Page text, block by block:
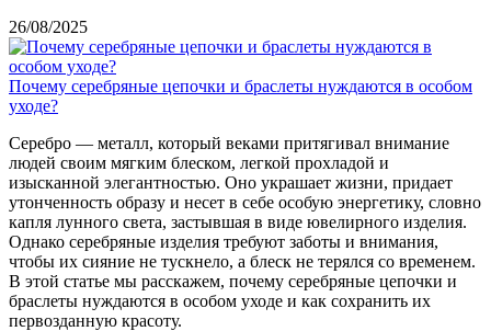
26/08/2025
Почему серебряные цепочки и браслеты нуждаются в особом
уходе?
Серебро — металл, который веками притягивал внимание
людей своим мягким блеском, легкой прохладой и
изысканной элегантностью. Оно украшает жизни, придает
утонченность образу и несет в себе особую энергетику, словно
капля лунного света, застывшая в виде ювелирного изделия.
Однако серебряные изделия требуют заботы и внимания,
чтобы их сияние не тускнело, а блеск не терялся со временем.
В этой статье мы расскажем, почему серебряные цепочки и
браслеты нуждаются в особом уходе и как сохранить их
первозданную красоту.